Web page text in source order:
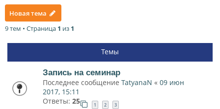
Новая тема
9 тем • Страница 1 из 1
Темы
Запись на семинар
Последнее сообщение TatyanaN « 09 июн
2017, 15:11
Ответы: 25 1 2 3